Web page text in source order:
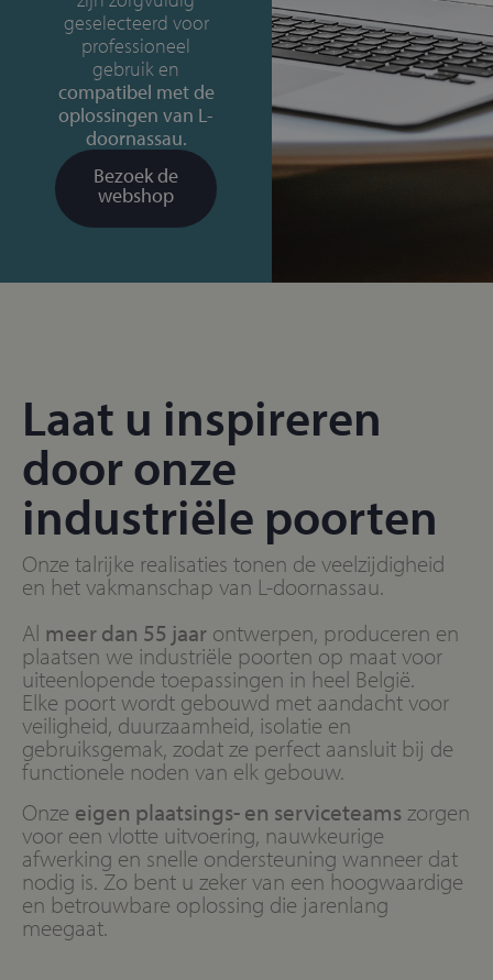
geselecteerd voor
professioneel
gebruik en
compatibel met de
oplossingen van L-
doornassau.
Bezoek de
webshop
Laat u inspireren
door onze
industriële poorten
Onze talrijke realisaties tonen de veelzijdigheid
en het vakmanschap van L-doornassau.
Al meer dan 55 jaar ontwerpen, produceren en
plaatsen we industriële poorten op maat voor
uiteenlopende toepassingen in heel België.
Elke poort wordt gebouwd met aandacht voor
veiligheid, duurzaamheid, isolatie en
gebruiksgemak, zodat ze perfect aansluit bij de
functionele noden van elk gebouw.
Onze eigen plaatsings- en serviceteams zorgen
voor een vlotte uitvoering, nauwkeurige
afwerking en snelle ondersteuning wanneer dat
nodig is. Zo bent u zeker van een hoogwaardige
en betrouwbare oplossing die jarenlang
meegaat.